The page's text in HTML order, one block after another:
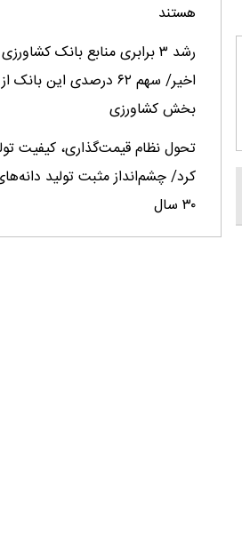
هستند
اخیر/ سهم ۶۲ درصدی این
بخش کشاورزی
تحول نظام قیمت‌گذاری، کیفیت
کرد/ چشم‌انداز مثبت تولید
۳۰ سال
با اجرای